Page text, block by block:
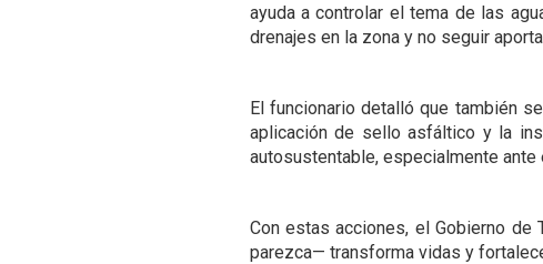
ayuda a controlar el tema de las
drenajes en la zona y no seguir
El funcionario detalló que también
aplicación de sello asfáltico y la
autosustentable, especialmente
Con estas acciones, el Gobierno de
parezca— transforma vidas y